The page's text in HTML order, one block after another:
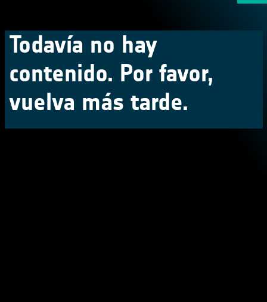
Todavía no hay
contenido. Por favor,
vuelva más tarde.